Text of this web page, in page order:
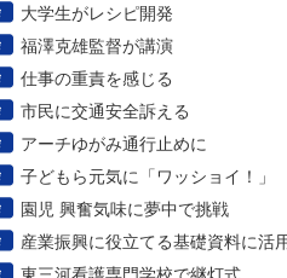
大学生がレシピ開発
福澤克雄監督が講演
仕事の重責を感じる
市民に交通安全訴える
アーチゆがみ通行止めに
子どもら元気に「ワッショイ！」
園児 興奮気味に夢中で挑戦
産業振興に役立てる基礎資料に活